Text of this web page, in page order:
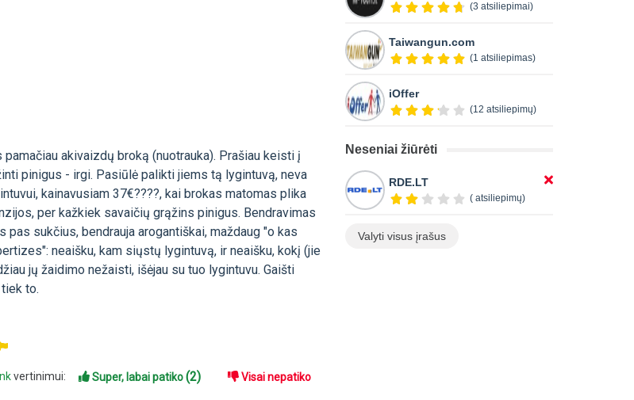
akivaizdų broką (nuotrauka). Prašiau keisti į
pinigus - irgi. Pasiūlė palikti jiems tą lygintuvą, neva
kainavusiam 37€????, kai brokas matomas plika
per kažkiek savaičių grąžins pinigus. Bendravimas
pas sukčius, bendrauja arogantiškai, maždaug "o kas
neaišku, kam siųstų lygintuvą, ir neaišku, kokį (jie
jų žaidimo nežaisti, išėjau su tuo lygintuvu. Gaišti
to.
vertinimui: Super, labai patiko(2) Visai nepatiko
(3 atsiliepimai)
Taiwangun.com
(1 atsiliepimas)
iOffer
(12 atsiliepimų)
Neseniai žiūrėti
RDE.LT
( atsiliepimų)
Valyti visus įrašus